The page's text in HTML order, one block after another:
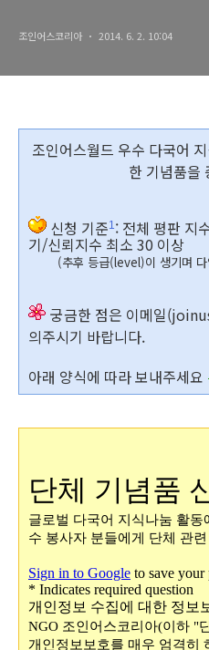
조인어스코리아 2014. 6. 2. 10:04
조인어스월드 우수 다국어
한 기념품을
신청 기준1: 전체 평판 지
기/신뢰지수 최소 30 이상
(추후 등급(level)이 생기며
궁금한 점은 이메일
의주시기 바랍니다.
아래 양식에 따라 보내주세요